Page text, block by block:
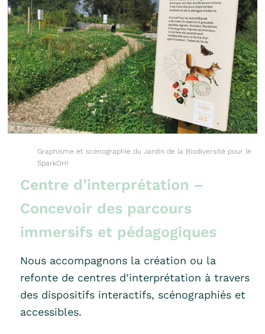
Graphisme et scénographie du Jardin de la Biodiversité pour le
SparkOH!
Centre d’interprétation –
Concevoir des parcours
immersifs et pédagogiques
Nous accompagnons la création ou la
refonte de centres d’interprétation à travers
des dispositifs interactifs, scénographiés et
accessibles.